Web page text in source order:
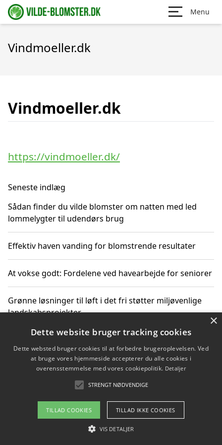
Menu
Vindmoeller.dk
Vindmoeller.dk
https://vindmoeller.dk/
Seneste indlæg
Sådan finder du vilde blomster om natten med led
lommelygter til udendørs brug
Effektiv haven vanding for blomstrende resultater
At vokse godt: Fordelene ved havearbejde for seniorer
Grønne løsninger til løft i det fri støtter miljøvenlige
landskabsprojekter
Gør haven til et frirum for familien og naturen
Copyright 2026 - Pilanto Aps
Om / kontakt
Blog Betingelser
×
Dette website bruger tracking cookies
Dette websted bruger cookies til at forbedre brugeroplevelsen. Ved
at bruge vores hjemmeside accepterer du alle cookies i
overensstemmelse med vores cookiepolitik. Detaljer
STRENGT NØDVENDIGE
TILLAD COOKIES TILLAD IKKE COOKIES
VIS DETALJER